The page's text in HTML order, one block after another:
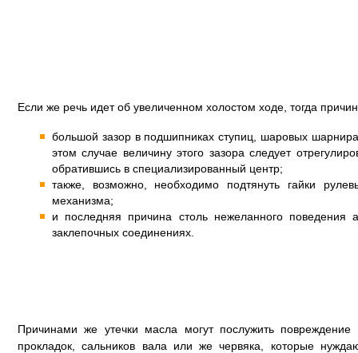
Если же речь идет об увеличенном холостом ходе, тогда
большой зазор в подшипниках ступиц, шаровых
этом случае величину этого зазора следует
обратившись в специализированный центр;
также, возможно, необходимо подтянуть гайки
механизма;
и последняя причина столь нежеланного поведения
заклепочных соединениях.
Причинами же утечки масла могут послужить
прокладок, сальников вала или же червяка, которые